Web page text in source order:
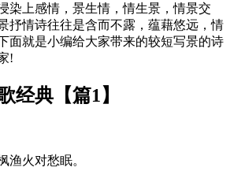
染上感情，景生情，情生景，情景交
情诗往往是含而不露，蕴藉悠远，情
面就是小编给大家带来的较短写景的诗
!
经典【篇1】
渔火对愁眠。